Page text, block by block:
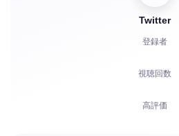
コメント
Twitter
登録者
視聴回数
高評価